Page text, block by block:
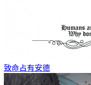
致命占有安德